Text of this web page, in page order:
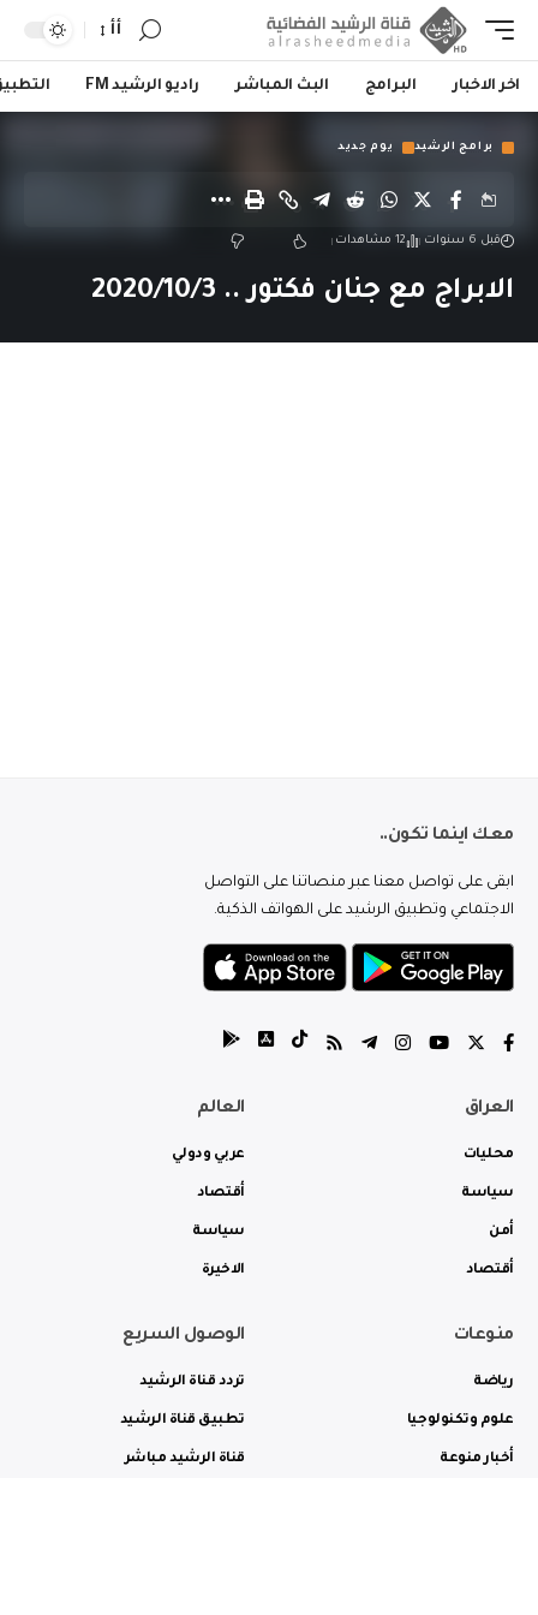
أأ
اخر الاخبار البرامج البث المباشر راديو الرشيد FM
برامج الرشيد يوم جديد
قبل 6 سنوات 12 مشاهدات
الابراج مع جنان فكتور .. 2020/10/3
معك اينما تكون..
ابقى على تواصل معنا عبر منصاتنا على التواصل
الاجتماعي وتطبيق الرشيد على الهواتف الذكية.
العراق
محليات
سياسة
أمن
أقتصاد
العالم
عربي ودولي
أقتصاد
سياسة
الاخيرة
منوعات
رياضة
علوم وتكنولوجيا
أخبار منوعة
الوصول السريع
تردد قناة الرشيد
تطبيق قناة الرشيد
قناة الرشيد مباشر